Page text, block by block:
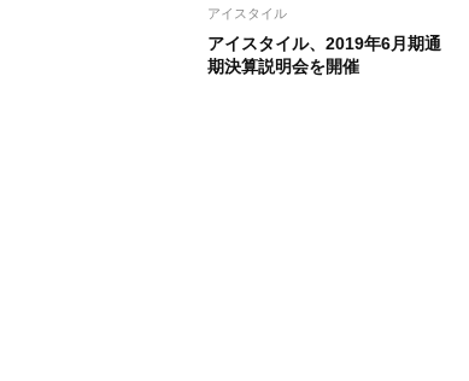
アイスタイル
アイスタイル、2019年6月期通
期決算説明会を開催